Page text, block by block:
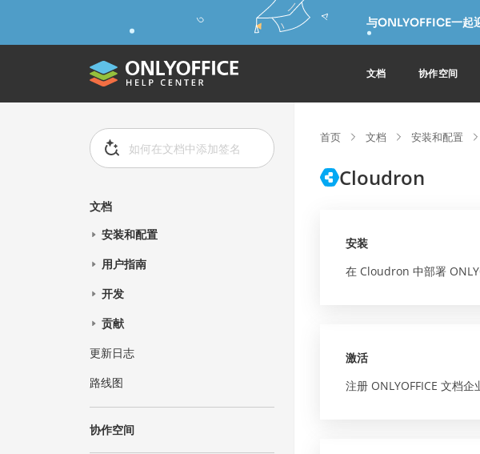
与ONLYOFFICE一起
文档 协作空间
文档
安装和配置
用户指南
开发
贡献
更新日志
路线图
协作空间
首页 文档 安装和配置
Cloudron
安装
在 Cloudron 中部署
激活
注册 ONLYOFFICE 文档企